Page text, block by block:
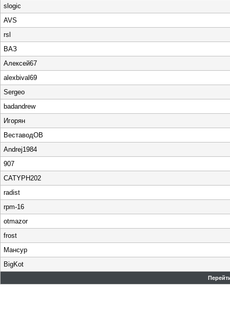
slogic
AVS
rsl
ВАЗ
Алексей67
alexbival69
Sergeo
badandrew
Игорян
ВеставодОВ
Andrej1984
907
CATYPH202
radist
rpm-16
otmazor
frost
Мансур
BigKot